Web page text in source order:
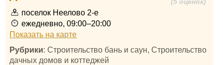
поселок Неелово 2-е
ежедневно, 09:00–20:00
Показать на карте
Рубрики: Строительство бань и саун, Строительство
дачных домов и коттеджей